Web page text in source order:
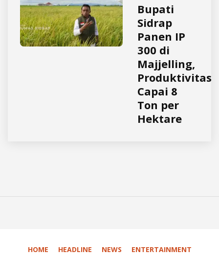
Bupati
Sidrap
Panen IP
300 di
Majjelling,
Produktivitas
Capai 8
Ton per
Hektare
HOME HEADLINE NEWS ENTERTAINMENT